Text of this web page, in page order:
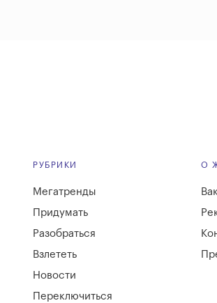
РУБРИКИ
Мегатренды
Придумать
Разобраться
Взлететь
Новости
Переключиться
О